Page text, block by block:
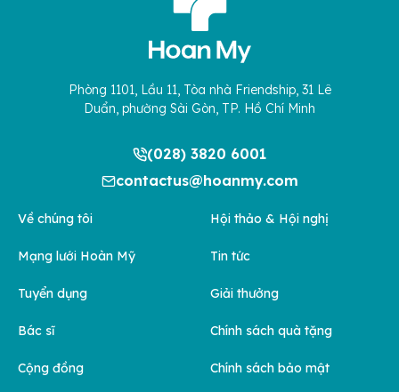
Phòng 1101, Lầu 11, Tòa nhà Friendship, 31 Lê
Duẩn, phường Sài Gòn, TP. Hồ Chí Minh
(028) 3820 6001
contactus@hoanmy.com
Về chúng tôi
Mạng lưới Hoàn Mỹ
Tuyển dụng
Bác sĩ
Cộng đồng
Hội thảo & Hội nghị
Tin tức
Giải thưởng
Chính sách quà tặng
Chính sách bảo mật